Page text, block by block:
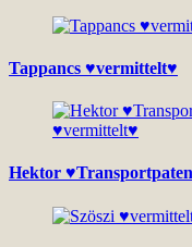
Tappancs ♥vermittelt♥
Hektor